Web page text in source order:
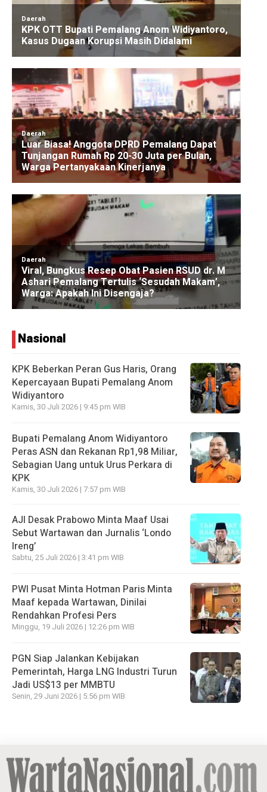
Nasional
KPK Beberkan Peran Gus Haris, Orang
Kepercayaan Bupati Pemalang Anom
Widiyantoro
Kamis, 30 Juli 2026 | 9:45 pm WIB
Bupati Pemalang Anom Widiyantoro
Peras ASN dan Rekanan Rp1,98 Miliar,
Sebagian Uang untuk Urus Perkara di
KPK
Kamis, 30 Juli 2026 | 7:57 pm WIB
AJI Desak Prabowo Minta Maaf Usai
Sebut Wartawan dan Jurnalis ‘Londo
Ireng’
Sabtu, 25 Juli 2026 | 3:41 pm WIB
PWI Pusat Minta Hotman Paris Minta
Maaf kepada Wartawan, Dinilai
Rendahkan Profesi Pers
Minggu, 19 Juli 2026 | 12:26 pm WIB
PGN Siap Jalankan Kebijakan
Pemerintah, Harga LNG Industri Turun
Jadi US$13 per MMBTU
Senin, 29 Juni 2026 | 5:56 pm WIB